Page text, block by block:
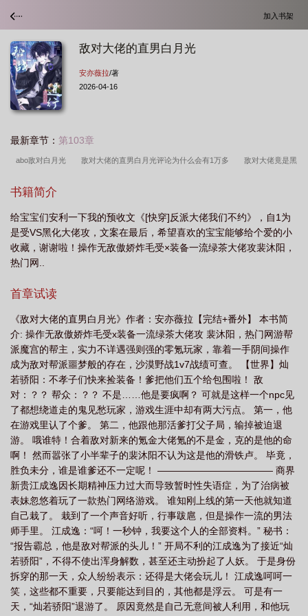
加入书架
敌对大佬的直男白月光
安亦薇拉/著
2026-04-16
最新章节： 第103章
abo敌对白月光 敌对大佬的直男白月光评论为什么会有1万多 敌对大佬竟是黑
光免费阅读
书籍简介
给宝宝们安利一下我的预收文《[快穿]反派大佬我们不约》，自1为
是受VS黑化大佬攻，文案在最后，希望喜欢的宝宝能够给个爱的小
收藏，谢谢啦！操作无敌傲娇炸毛受×装备一流绿茶大佬攻裴沐阳，
热门网..
首章试读
《敌对大佬的直男白月光》作者：安亦薇拉【完结+番外】 本书简
介: 操作无敌傲娇炸毛受x装备一流绿茶大佬攻 裴沐阳，热门网游帮
派魔宫的帮主，实力不详遇强则强的零氪玩家，靠着一手阴间操作
成为敌对帮派噩梦般的存在，沙漠野战1v7战绩可查。 【世界】灿
若骄阳：不孝子们快来捡装备！爹把他们五个给包围啦！ 敌
对：？？ 帮众：？？ 不是……他是要疯啊？ 可就是这样一个npc见
了都想绕道走的鬼见愁玩家，游戏生涯中却有两大污点。 第一，他
在游戏里认了个爹。 第二，他跟他那活爹打父子局，输掉被迫退
游。 哦谁特！合着敌对新来的氪金大佬氪的不是金，克的是他的命
啊！ 然而嚣张了小半辈子的裴沐阳不认为这是他的滑铁卢。 毕竟，
胜负未分，谁是谁爹还不一定呢！ ———————————— 商界
新贵江成逸因长期精神压力过大而导致暂时性失语症，为了治病被
表妹忽悠着玩了一款热门网络游戏。 谁知刚上线的第一天他就知道
自己栽了。 栽到了一个声音好听，行事跋扈，但是操作一流的男法
师手里。 江成逸：“呵！一秒钟，我要这个人的全部资料。” 秘书：
“报告霸总，他是敌对帮派的头儿！” 开局不利的江成逸为了接近“灿
若骄阳”，不得不使出浑身解数，甚至还主动扮起了人妖。 于是身份
拆穿的那一天，众人纷纷表示：还得是大佬会玩儿！ 江成逸呵呵一
笑，这些都不重要，只要能达到目的，其他都是浮云。 可是有一
天，“灿若骄阳”退游了。 原因竟然是自己无意间被人利用，和他玩